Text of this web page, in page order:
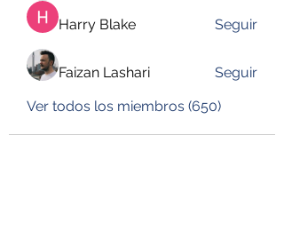
Harry Blake Seguir
Faizan Lashari
Seguir
Ver todos los miembros (650)